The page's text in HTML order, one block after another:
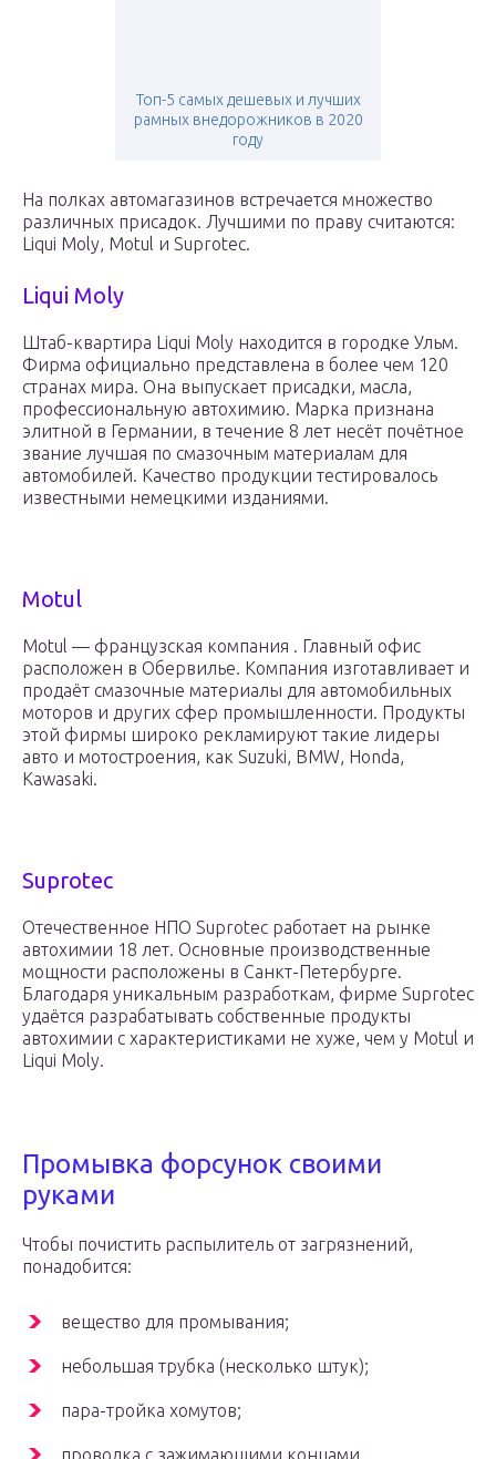
Топ-5 самых дешевых и лучших
рамных внедорожников в 2020
году
На полках автомагазинов встречается множество
различных присадок. Лучшими по праву считаются:
Liqui Moly, Motul и Suprotec.
Liqui Moly
Штаб-квартира Liqui Moly находится в городке Ульм.
Фирма официально представлена в более чем 120
странах мира. Она выпускает присадки, масла,
профессиональную автохимию. Марка признана
элитной в Германии, в течение 8 лет несёт почётное
звание лучшая по смазочным материалам для
автомобилей. Качество продукции тестировалось
известными немецкими изданиями.
Motul
Motul — французская компания . Главный офис
расположен в Обервилье. Компания изготавливает и
продаёт смазочные материалы для автомобильных
моторов и других сфер промышленности. Продукты
этой фирмы широко рекламируют такие лидеры
авто и мотостроения, как Suzuki, BMW, Honda,
Kawasaki.
Suprotec
Отечественное НПО Suprotec работает на рынке
автохимии 18 лет. Основные производственные
мощности расположены в Санкт-Петербурге.
Благодаря уникальным разработкам, фирме Suprotec
удаётся разрабатывать собственные продукты
автохимии с характеристиками не хуже, чем у Motul и
Liqui Moly.
Промывка форсунок своими
руками
Чтобы почистить распылитель от загрязнений,
понадобится:
вещество для промывания;
небольшая трубка (несколько штук);
пара-тройка хомутов;
проводка с зажимающими концами